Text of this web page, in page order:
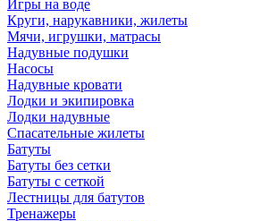
Игры на воде
Круги, нарукавники, жилеты
Мячи, игрушки, матрасы
Надувные подушки
Насосы
Надувные кровати
Лодки и экипировка
Лодки надувные
Спасательные жилеты
Батуты
Батуты без сетки
Батуты с сеткой
Лестницы для батутов
Тренажеры